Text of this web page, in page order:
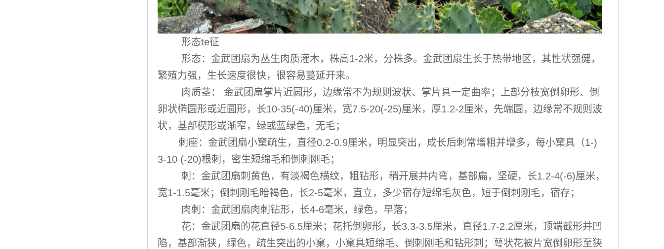
形态te征
形态：金武团扇为丛生肉质灌木，株高1-2米，分株多。金武团扇生长于热带地区，其性状强健，
繁殖力强，生长速度很快，很容易蔓延开来。
肉质茎： 金武团扇掌片近圆形，边缘常不为规则波状、掌片具一定曲率；上部分枝宽倒卵形、倒
卵状椭圆形或近圆形，长10-35(-40)厘米，宽7.5-20(-25)厘米，厚1.2-2厘米，先端圆，边缘常不规则波
状，基部楔形或渐窄，绿或蓝绿色，无毛；
刺座：金武团扇小窠疏生，直径0.2-0.9厘米，明显突出，成长后刺常增粗并增多，每小窠具（1-)
3-10 (-20)根刺，密生短绵毛和倒刺刚毛；
刺： 金武团扇刺黄色，有淡褐色横纹，粗钻形，稍开展并内弯，基部扁，坚硬，长1.2-4(-6)厘米，
宽1-1.5毫米；倒刺刚毛暗褐色，长2-5毫米，直立，多少宿存短绵毛灰色，短于倒刺刚毛，宿存；
肉刺： 金武团扇肉刺钻形，长4-6毫米，绿色，早落；
花： 金武团扇的花直径5-6.5厘米；花托倒卵形，长3.3-3.5厘米，直径1.7-2.2厘米，顶端截形并凹
陷，基部渐狭，绿色，疏生突出的小窠，小窠具短绵毛、倒刺刚毛和钻形刺；萼状花被片宽倒卵形至狭